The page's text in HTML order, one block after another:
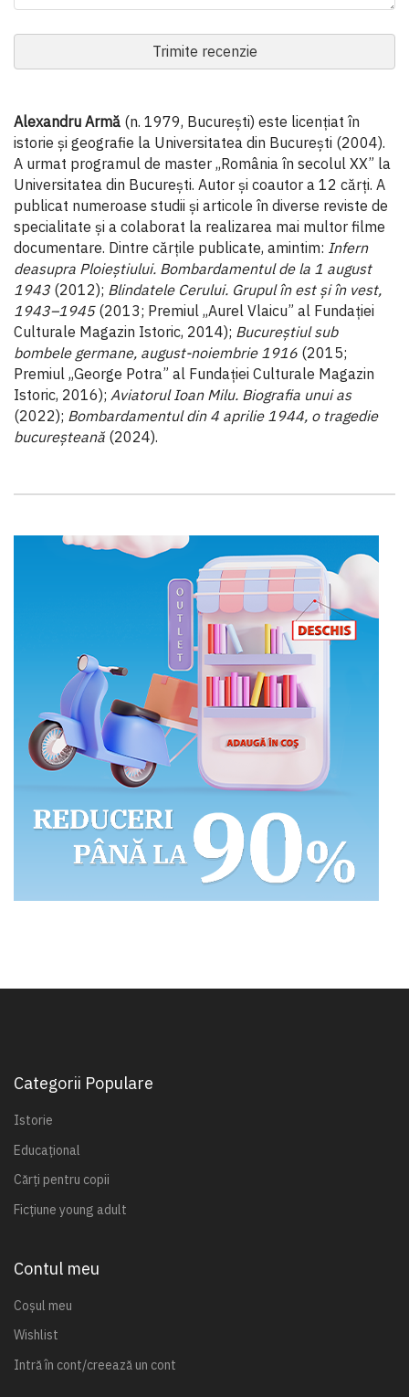
Trimite recenzie
Alexandru Armă (n. 1979, București) este licențiat în
istorie și geografie la Universitatea din București (2004).
A urmat programul de master ,,România în secolul XX” la
Universitatea din București. Autor și coautor a 12 cărți. A
publicat numeroase studii și articole în diverse reviste de
specialitate și a colaborat la realizarea mai multor filme
documentare. Dintre cărțile publicate, amintim: Infern
deasupra Ploieștiului. Bombardamentul de la 1 august
1943 (2012); Blindatele Cerului. Grupul în est și în vest,
1943–1945 (2013; Premiul ,,Aurel Vlaicu” al Fundației
Culturale Magazin Istoric, 2014); Bucureștiul sub
bombele germane, august-noiembrie 1916 (2015;
Premiul ,,George Potra” al Fundației Culturale Magazin
Istoric, 2016); Aviatorul Ioan Milu. Biografia unui as
(2022); Bombardamentul din 4 aprilie 1944, o tragedie
bucureșteană (2024).
Categorii Populare
Istorie
Educațional
Cărți pentru copii
Ficțiune young adult
Contul meu
Coșul meu
Wishlist
Intră în cont/creează un cont